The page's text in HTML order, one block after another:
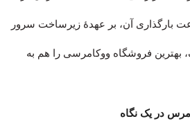
بارگذاری آن، بر عهدهٔ زیرساخت سرور
فروشگاه ووکامرسی را هم به
در یک نگاه